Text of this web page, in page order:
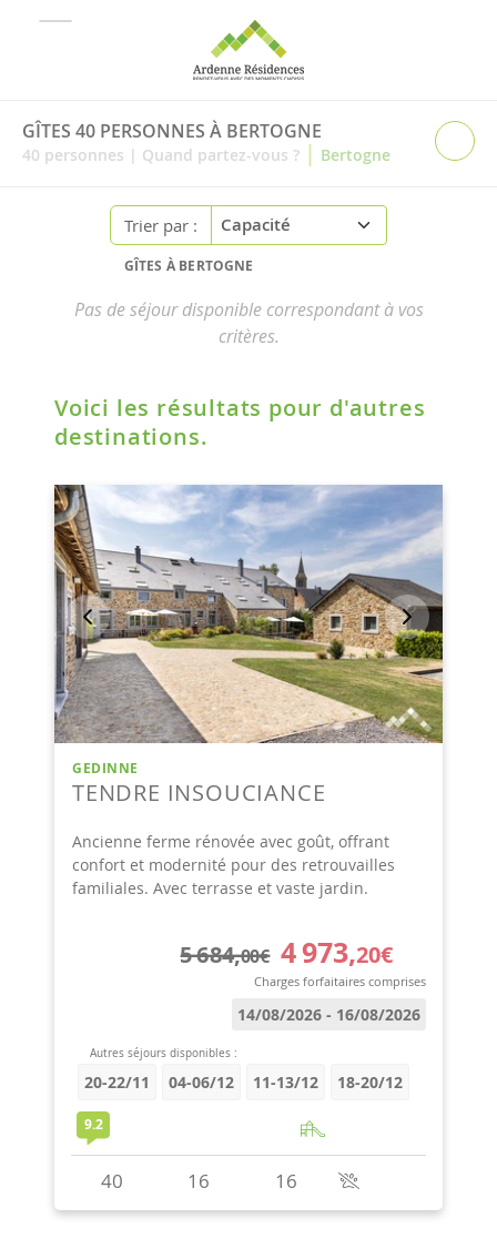
GÎTES 40 PERSONNES À BERTOGNE
40 personnes | Quand partez-vous ? | Bertogne
Trier par :
GÎTES À BERTOGNE
Pas de séjour disponible correspondant à vos
critères.
Voici les résultats pour d'autres
destinations.